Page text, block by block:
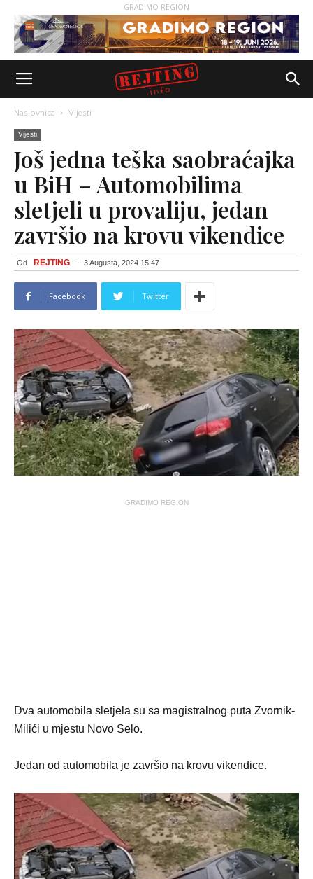
GRADIMO REGION
Naslovnica Vijesti
Vijesti
Još jedna teška saobraćajka
u BiH – Automobilima
sletjeli u provaliju, jedan
završio na krovu vikendice
Od REJTING - 3 Augusta, 2024 15:47
Facebook Twitter
GRADIMO REGION
Dva automobila sletjela su sa magistralnog puta Zvornik-
Milići u mjestu Novo Selo.
Jedan od automobila je završio na krovu vikendice.